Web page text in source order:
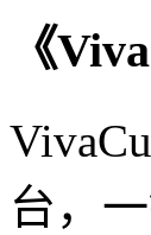
《
台，